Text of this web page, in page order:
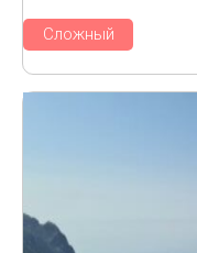
Сложный